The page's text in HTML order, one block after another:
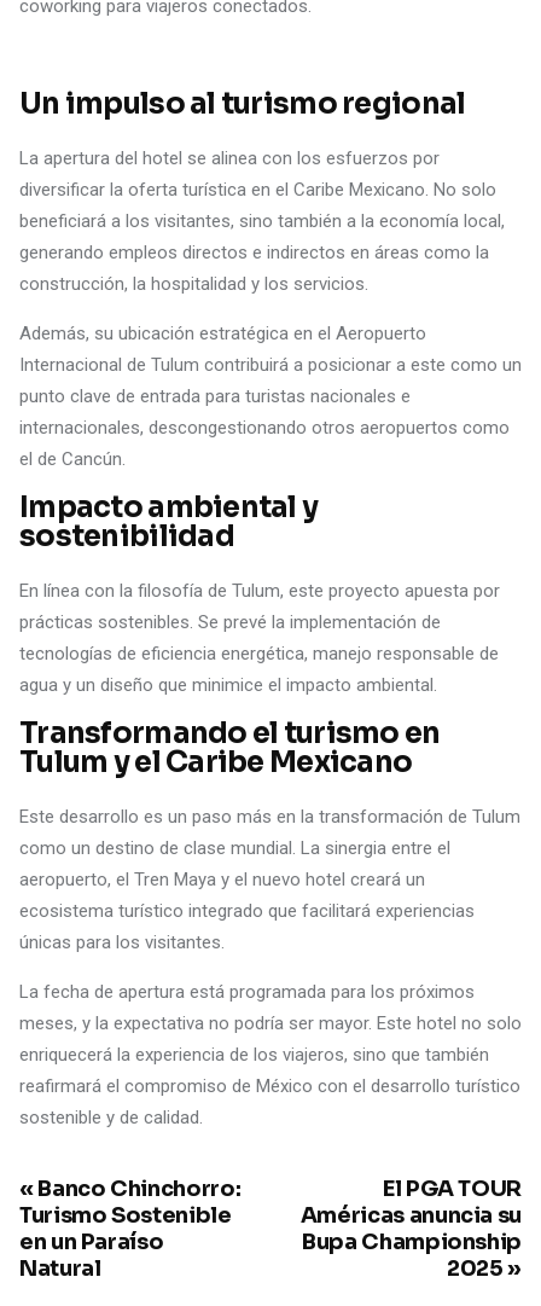
coworking para viajeros conectados.
Un impulso al turismo regional
La apertura del hotel se alinea con los esfuerzos por
diversificar la oferta turística en el Caribe Mexicano. No solo
beneficiará a los visitantes, sino también a la economía local,
generando empleos directos e indirectos en áreas como la
construcción, la hospitalidad y los servicios.
Además, su ubicación estratégica en el Aeropuerto
Internacional de Tulum contribuirá a posicionar a este como un
punto clave de entrada para turistas nacionales e
internacionales, descongestionando otros aeropuertos como
el de Cancún.
Impacto ambiental y
sostenibilidad
En línea con la filosofía de Tulum, este proyecto apuesta por
prácticas sostenibles. Se prevé la implementación de
tecnologías de eficiencia energética, manejo responsable de
agua y un diseño que minimice el impacto ambiental.
Transformando el turismo en
Tulum y el Caribe Mexicano
Este desarrollo es un paso más en la transformación de Tulum
como un destino de clase mundial. La sinergia entre el
aeropuerto, el Tren Maya y el nuevo hotel creará un
ecosistema turístico integrado que facilitará experiencias
únicas para los visitantes.
La fecha de apertura está programada para los próximos
meses, y la expectativa no podría ser mayor. Este hotel no solo
enriquecerá la experiencia de los viajeros, sino que también
reafirmará el compromiso de México con el desarrollo turístico
sostenible y de calidad.
El PGA TOUR
Américas anuncia su
Bupa Championship
2025 »
« Banco Chinchorro:
Turismo Sostenible
en un Paraíso
Natural